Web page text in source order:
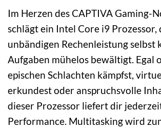
Im Herzen des CAPTIVA Gaming-
schlägt ein Intel Core i9
unbändigen Rechenleistung selbst
Aufgaben mühelos bewältigt. Egal
epischen Schlachten kämpfst,
erkundest oder anspruchsvolle
dieser Prozessor liefert dir
Performance. Multitasking wird